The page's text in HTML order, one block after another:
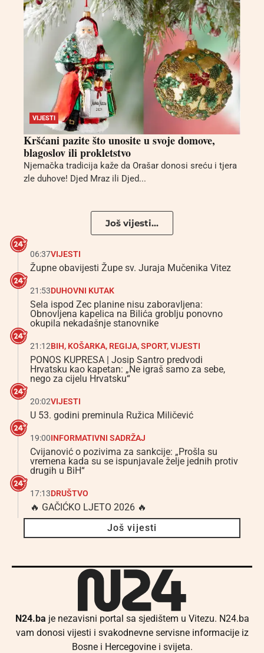
VIJESTI
Kršćani pazite što unosite u svoje domove,
blagoslov ili prokletstvo
Njemačka tradicija kaže da Orašar donosi sreću i tjera
zle duhove! Djed Mraz ili Djed...
Još vijesti...
06:37VIJESTI
Župne obavijesti Župe sv. Juraja Mučenika Vitez
21:53DUHOVNI KUTAK
Sela ispod Zec planine nisu zaboravljena:
Obnovljena kapelica na Bilića groblju ponovno
okupila nekadašnje stanovnike
21:12BIH, KOŠARKA, REGIJA,SPORT,VIJESTI
PONOS KUPRESA | Josip Santro predvodi
Hrvatsku kao kapetan: „Ne igraš samo za sebe,
nego za cijelu Hrvatsku“
20:02VIJESTI
U 53. godini preminula Ružica Miličević
19:00INFORMATIVNI SADRŽAJ
Cvijanović o pozivima za sankcije: „Prošla su
vremena kada su se ispunjavale želje jednih protiv
drugih u BiH“
17:13DRUŠTVO
🔥 GAČIĆKO LJETO 2026 🔥
Još vijesti
N24.ba je nezavisni portal sa sjedištem u Vitezu. N24.ba
vam donosi vijesti i svakodnevne servisne informacije iz
Bosne i Hercegovine i svijeta.